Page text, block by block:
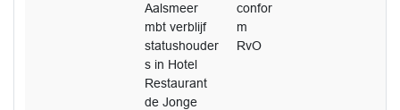
Aalsmeer
mbt verblijf
statushouder
s in Hotel
Restaurant
de Jonge
confor
m
RvO